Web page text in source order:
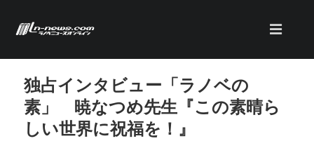
独占インタビュー「ラノベの
素」 暁なつめ先生『この素晴ら
しい世界に祝福を！』